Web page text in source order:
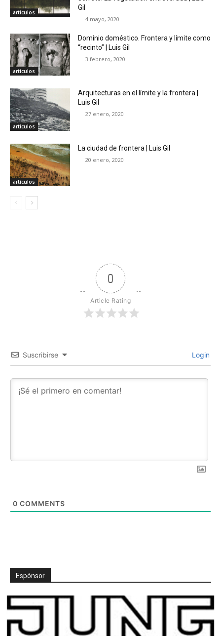
artículos
Gil
4 mayo, 2020
artículos
Dominio doméstico. Frontera y límite como
“recinto” | Luis Gil
3 febrero, 2020
artículos
Arquitecturas en el límite y la frontera |
Luis Gil
27 enero, 2020
artículos
La ciudad de frontera | Luis Gil
20 enero, 2020
0
Article Rating
Suscribirse Login
0 COMMENTS
Espónsor